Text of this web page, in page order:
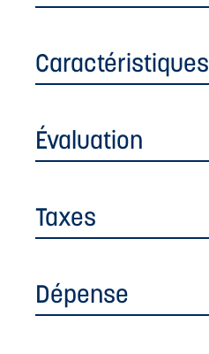
Caractéristiques
Évaluation
Taxes
Dépense